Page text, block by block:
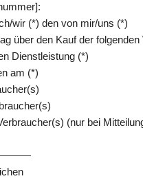
wir (*) den von mir/uns (*)
über den Kauf der folgenden
Dienstleistung (*)
am (*)
(nur bei